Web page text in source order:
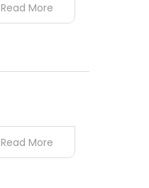
Read More
Read More